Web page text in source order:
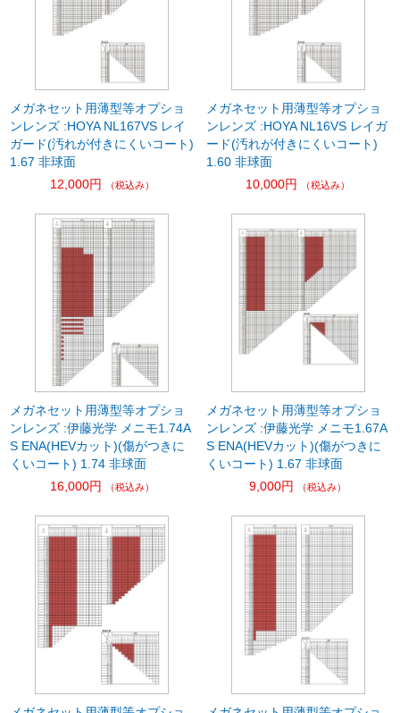
メガネセット用薄型等オプショ
ンレンズ :HOYA NL167VS レイ
ガード(汚れが付きにくいコート)
1.67 非球面
12,000円
（税込み）
メガネセット用薄型等オプショ
ンレンズ :HOYA NL16VS レイガ
ード(汚れが付きにくいコート)
1.60 非球面
10,000円
（税込み）
メガネセット用薄型等オプショ
ンレンズ :伊藤光学 メニモ1.74A
S ENA(HEVカット)(傷がつきに
くいコート) 1.74 非球面
16,000円
（税込み）
メガネセット用薄型等オプショ
ンレンズ :伊藤光学 メニモ1.67A
S ENA(HEVカット)(傷がつきに
くいコート) 1.67 非球面
9,000円
（税込み）